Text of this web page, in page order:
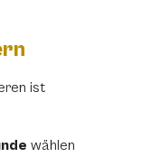
ist
wählen